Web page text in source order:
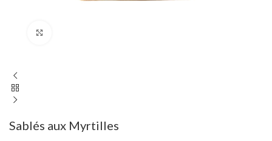
Sablés aux Myrtilles